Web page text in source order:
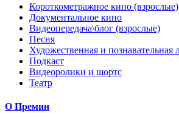
Короткометражное кино (взрослые)
Документальное кино
Видеопередача\блог (взрослые)
Песня
Художественная и познавательная
Подкаст
Видеоролики и шортс
Театр
О Премии